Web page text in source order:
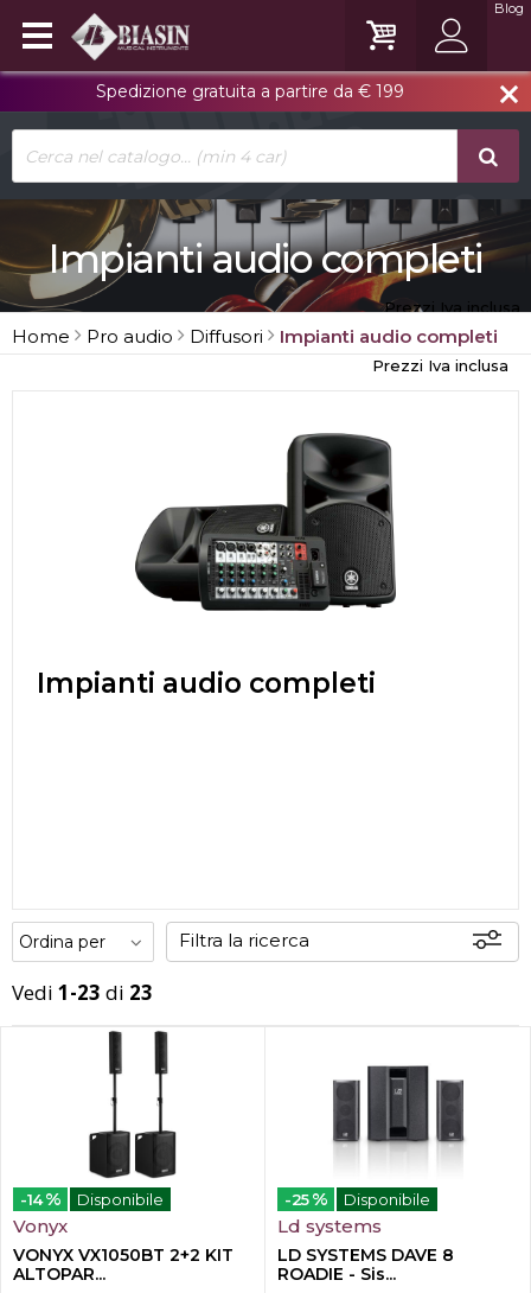
close
Spedizione gratuita a partire da € 199
Blog
Impianti audio completi
Prezzi Iva inclusa
Home Pro audio Diffusori Impianti audio completi
Prezzi Iva inclusa
Impianti audio completi
Filtra la ricerca
Vedi 1-23 di 23
-14 % Disponibile
Vonyx
VONYX VX1050BT 2+2 KIT
ALTOPAR...
-25 % Disponibile
Ld systems
LD SYSTEMS DAVE 8
ROADIE - Sis...